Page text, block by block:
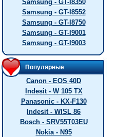
Samsung - GT-I8350
Samsung - GT-I8552
Samsung - GT-I8750
Samsung - GT-I9001
Samsung - GT-I9003
Популярные
Canon - EOS 40D
Indesit - W 105 TX
Panasonic - KX-F130
Indesit - WISL 86
Bosch - SRV55T03EU
Nokia - N95